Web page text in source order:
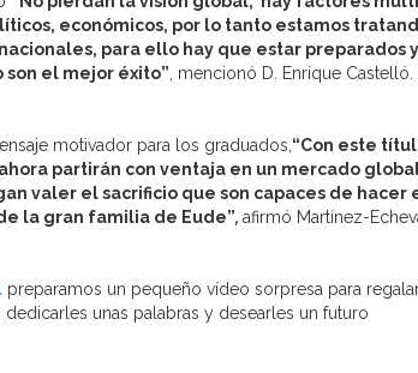
económicos, por lo tanto estamos
para ello hay que estar preparados y
el mejor éxito” , mencionó D. Enrique Castelló.
motivador para los graduados, “Con este
partirán con ventaja en un mercado
valer el sacrificio que son capaces de hacer
la gran familia de Eude”, afirmó Martínez-
preparamos un pequeño vídeo sorpresa para
unas palabras y desearles un futuro